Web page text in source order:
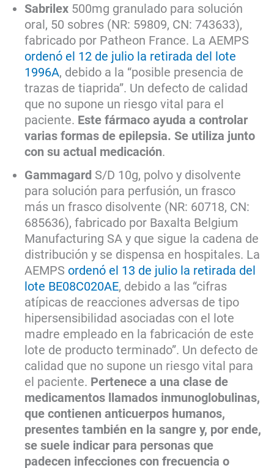
Sabrilex 500mg granulado para solución
oral, 50 sobres (NR: 59809, CN: 743633),
fabricado por Patheon France. La AEMPS
ordenó el 12 de julio la retirada del lote
1996A, debido a la “posible presencia de
trazas de tiaprida”. Un defecto de calidad
que no supone un riesgo vital para el
paciente. Este fármaco ayuda a controlar
varias formas de epilepsia. Se utiliza junto
con su actual medicación.
Gammagard S/D 10g, polvo y disolvente
para solución para perfusión, un frasco
más un frasco disolvente (NR: 60718, CN:
685636), fabricado por Baxalta Belgium
Manufacturing SA y que sigue la cadena de
distribución y se dispensa en hospitales. La
AEMPS ordenó el 13 de julio la retirada del
lote BE08C020AE, debido a las “cifras
atípicas de reacciones adversas de tipo
hipersensibilidad asociadas con el lote
madre empleado en la fabricación de este
lote de producto terminado”. Un defecto de
calidad que no supone un riesgo vital para
el paciente. Pertenece a una clase de
medicamentos llamados inmunoglobulinas,
que contienen anticuerpos humanos,
presentes también en la sangre y, por ende,
se suele indicar para personas que
padecen infecciones con frecuencia o